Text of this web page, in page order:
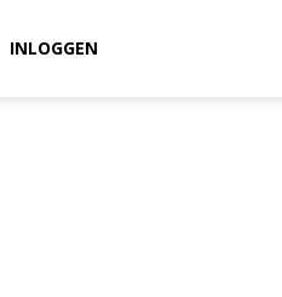
INLOGGEN